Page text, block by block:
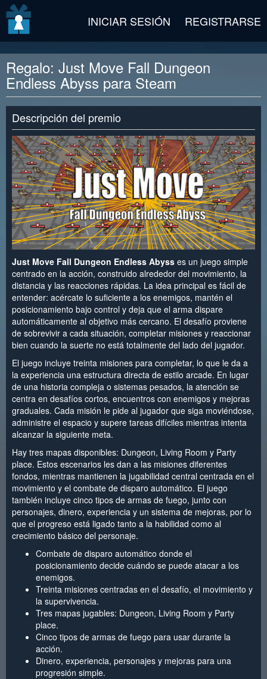
INICIAR SESIÓN REGISTRARSE
Regalo: Just Move Fall Dungeon
Endless Abyss para Steam
Descripción del premio
Just Move Fall Dungeon Endless Abyss es un juego simple
centrado en la acción, construido alrededor del movimiento, la
distancia y las reacciones rápidas. La idea principal es fácil de
entender: acércate lo suficiente a los enemigos, mantén el
posicionamiento bajo control y deja que el arma dispare
automáticamente al objetivo más cercano. El desafío proviene
de sobrevivir a cada situación, completar misiones y reaccionar
bien cuando la suerte no está totalmente del lado del jugador.
El juego incluye treinta misiones para completar, lo que le da a
la experiencia una estructura directa de estilo arcade. En lugar
de una historia compleja o sistemas pesados, la atención se
centra en desafíos cortos, encuentros con enemigos y mejoras
graduales. Cada misión le pide al jugador que siga moviéndose,
administre el espacio y supere tareas difíciles mientras intenta
alcanzar la siguiente meta.
Hay tres mapas disponibles: Dungeon, Living Room y Party
place. Estos escenarios les dan a las misiones diferentes
fondos, mientras mantienen la jugabilidad central centrada en el
movimiento y el combate de disparo automático. El juego
también incluye cinco tipos de armas de fuego, junto con
personajes, dinero, experiencia y un sistema de mejoras, por lo
que el progreso está ligado tanto a la habilidad como al
crecimiento básico del personaje.
Combate de disparo automático donde el
posicionamiento decide cuándo se puede atacar a los
enemigos.
Treinta misiones centradas en el desafío, el movimiento y
la supervivencia.
Tres mapas jugables: Dungeon, Living Room y Party
place.
Cinco tipos de armas de fuego para usar durante la
acción.
Dinero, experiencia, personajes y mejoras para una
progresión simple.